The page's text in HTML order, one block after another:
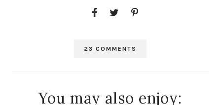
23 COMMENTS
You may also enjoy: